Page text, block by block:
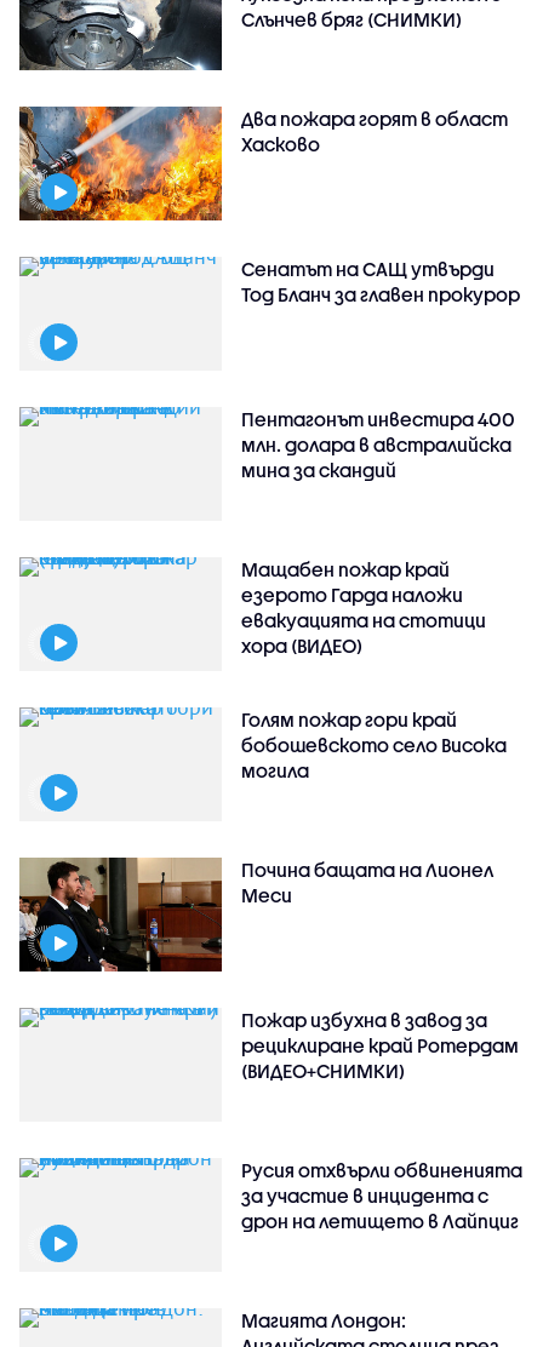
Слънчев бряг (СНИМКИ)
Два пожара горят в област
Хасково
Сенатът на САЩ утвърди
Тод Бланч за главен прокурор
Пентагонът инвестира 400
млн. долара в австралийска
мина за скандий
Мащабен пожар край
езерото Гарда наложи
евакуацията на стотици
хора (ВИДЕО)
Голям пожар гори край
бобошевското село Висока
могила
Почина бащата на Лионел
Меси
Пожар избухна в завод за
рециклиране край Ротердам
(ВИДЕО+СНИМКИ)
Русия отхвърли обвиненията
за участие в инцидента с
дрон на летището в Лайпциг
Магията Лондон: